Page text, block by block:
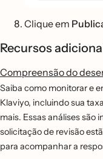
Clique em
Recursos
Compreensão do
Saiba como monitorar e
Klaviyo, incluindo sua
mais. Essas análises são
solicitação de revisão
para acompanhar a